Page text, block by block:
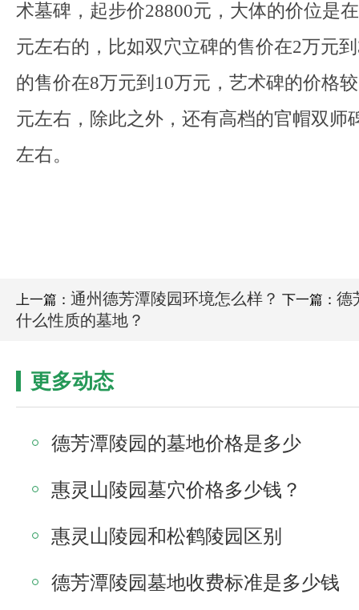
术墓碑，起步价28800元，大体的价位是
元左右的，比如双穴立碑的售价在2万元
的售价在8万元到10万元，艺术碑的价格
元左右，除此之外，还有高档的官帽双师
左右。
上一篇： 通州德芳潭陵园环境怎么样？ 下一篇： 德
什么性质的墓地？
更多动态
德芳潭陵园的墓地价格是多少
惠灵山陵园墓穴价格多少钱？
惠灵山陵园和松鹤陵园区别
德芳潭陵园墓地收费标准是多少钱